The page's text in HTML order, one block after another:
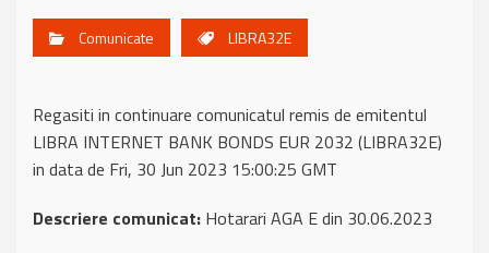
Comunicate LIBRA32E
Regasiti in continuare comunicatul remis de emitentul
LIBRA INTERNET BANK BONDS EUR 2032 (LIBRA32E)
in data de Fri, 30 Jun 2023 15:00:25 GMT
Descriere comunicat: Hotarari AGA E din 30.06.2023